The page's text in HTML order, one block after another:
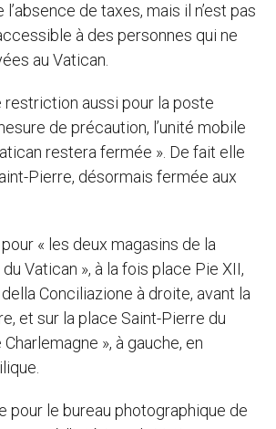
de taxes, mais il n’est pas
à des personnes qui ne
au Vatican.
restriction aussi pour la poste
de précaution, l’unité mobile
restera fermée ». De fait elle
Pierre, désormais fermée aux
« les deux magasins de la
Vatican », à la fois place Pie XII,
Conciliazione à droite, avant la
et sur la place Saint-Pierre du
», à gauche, en
pour le bureau photographique de